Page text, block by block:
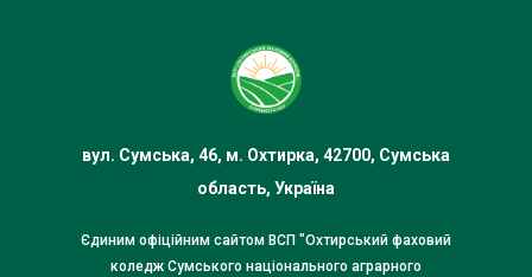
вул. Сумська, 46, м. Охтирка, 42700, Сумська
область, Україна
Єдиним офіційним сайтом ВСП "Охтирський фаховий
коледж Сумського національного аграрного